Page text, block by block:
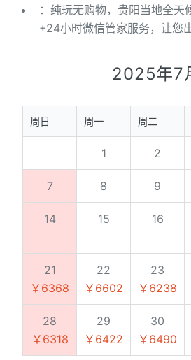
：纯玩无购物，贵阳当地全天
+24小时微信管家服务，让您
2025年7
周日 周一 周二
1 2
7 8 9
14 15 16
21
￥6368
22
￥6602
23
￥6238
28
￥6318
29
￥6422
30
￥6490